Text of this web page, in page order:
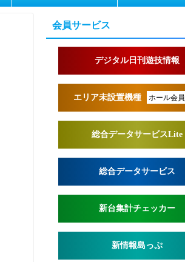
会員サービス
デジタル日刊遊技情報
エリア未設置機種 ホール会
総合データサービスLite
総合データサービス
新台集計チェッカー
新情報島っぷ